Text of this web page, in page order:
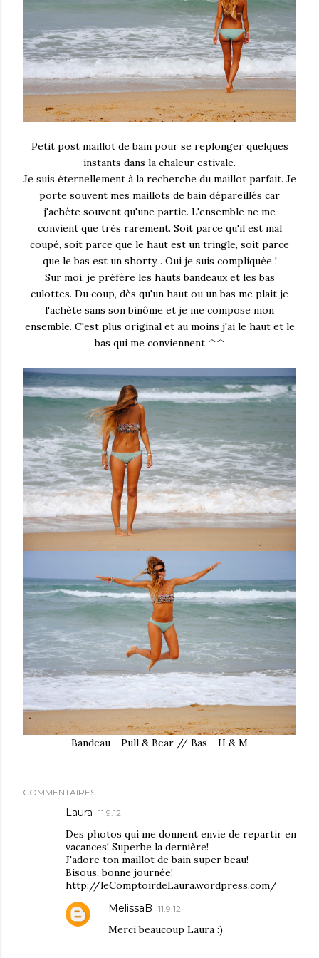
Petit post maillot de bain pour se replonger quelques
instants dans la chaleur estivale.
Je suis éternellement à la recherche du maillot parfait. Je
porte souvent mes maillots de bain dépareillés car
j'achète souvent qu'une partie. L'ensemble ne me
convient que très rarement. Soit parce qu'il est mal
coupé, soit parce que le haut est un tringle, soit parce
que le bas est un shorty... Oui je suis compliquée !
Sur moi, je préfère les hauts bandeaux et les bas
culottes. Du coup, dès qu'un haut ou un bas me plait je
l'achète sans son binôme et je me compose mon
ensemble. C'est plus original et au moins j'ai le haut et le
bas qui me conviennent ^^
Bandeau - Pull & Bear // Bas - H & M
COMMENTAIRES
Laura 11.9.12
Des photos qui me donnent envie de repartir en
vacances! Superbe la dernière!
J'adore ton maillot de bain super beau!
Bisous, bonne journée!
http://leComptoirdeLaura.wordpress.com/
MelissaB 11.9.12
Merci beaucoup Laura :)